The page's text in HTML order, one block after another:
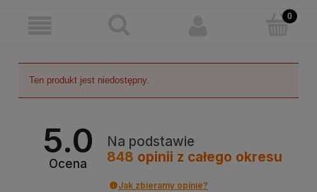
Ten produkt jest niedostępny.
5.0
Ocena
Na podstawie
848 opinii z całego okresu
Jak zbieramy opinie?